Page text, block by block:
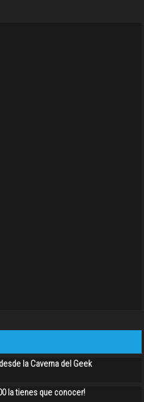
la Caverna del Geek
la tienes que conocer!